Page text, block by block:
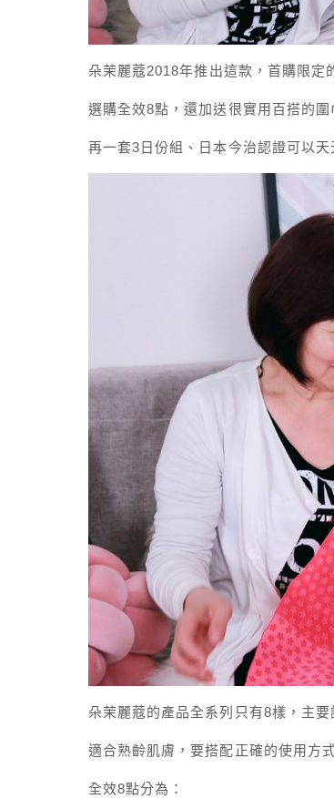
朵茉麗蔻2018年推出這款，首購限定
選購全效8點，還加送很實用百搭的圍
再一套3日份組、日本今治認證可以
朵茉麗蔻的產品全系列只有8樣，主要
適合熟齡肌膚，要搭配正確的使用方
全效8點分為：